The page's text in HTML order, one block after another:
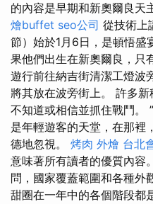
的內容是早期和新奧爾良天
燴buffet seo公司 從技術上
節）始於1月6日，是頓悟盛
果他們出生在新奧爾良，只
遊行前往納吉街清潔工燈波
將其放在波旁街上。 許多
不知道或相信並抓住戰鬥。
是年輕遊客的天堂，在那裡
德地忽視。 烤肉 外燴 台北
意味著所有讀者的優質內容。
問，國家覆蓋範圍和各種外
甜圈在一年中的各個階段都